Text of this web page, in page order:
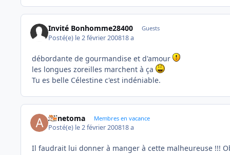
Invité Bonhomme28400 Guests
Posté(e) le 2 février 200818 a
débordante de gourmandise et d'amour
les longues zoreilles marchent à ça
Tu es belle Célestine c'est indéniable.
Alinetoma Membres en vacance
Posté(e) le 2 février 200818 a
Il faudrait lui donner à manger à cette malheureuse !!!